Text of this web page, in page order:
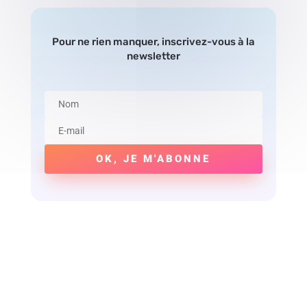
Pour ne rien manquer, inscrivez-vous à la
newsletter
OK, JE M'ABONNE